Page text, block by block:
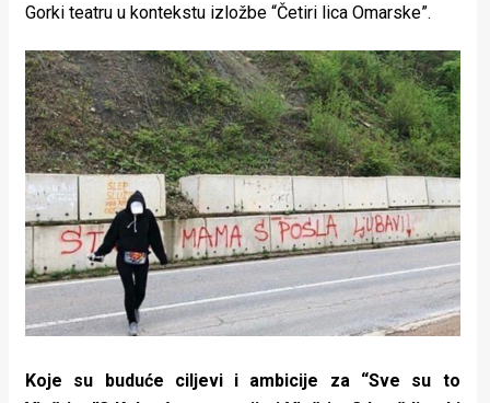
Gorki teatru u kontekstu izložbe “Četiri lica Omarske”.
Koje su buduće ciljevi i ambicije za “Sve su to